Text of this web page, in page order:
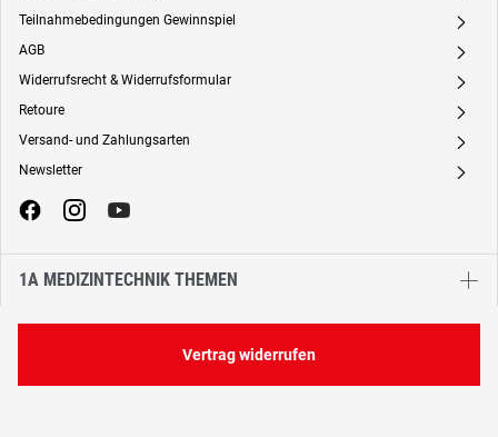
Teilnahmebedingungen Gewinnspiel A
AGB A
Widerrufsrecht & Widerrufsformular A
Retoure A
Versand- und Zahlungsarten A
Newsletter A
1A MEDIZINTECHNIK THEMEN
Vertrag widerrufen